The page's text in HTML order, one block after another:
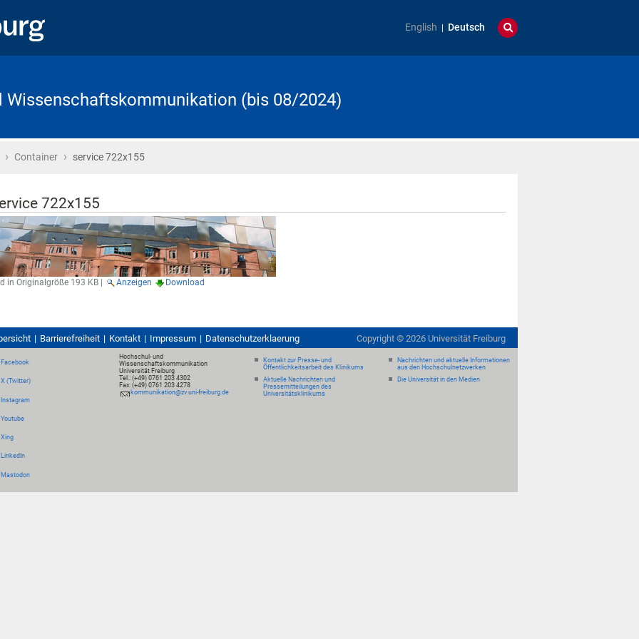
English Deutsch
Wissenschaftskommunikation (bis 08/2024)
Startseite
› Container › service 722x155
722x155
in Originalgröße 193 KB Anzeigen Download
Barrierefreiheit Kontakt Impressum Datenschutzerklaerung Copyright © 2026 Universität Freiburg
Facebook
X (Twitter)
Instagram
Youtube
Xing
LinkedIn
Mastodon
Hochschul- und
Wissenschaftskommunikation
Universität Freiburg
Tel.: (+49) 0761 203 4302
Fax: (+49) 0761 203 4278
kommunikation@zv.uni-freiburg.de
Kontakt zur Presse- und
Öffentlichkeitsarbeit des Klinikums
Aktuelle Nachrichten und
Pressemitteilungen des
Universitätsklinikums
Nachrichten und aktuelle Informationen
aus den Hochschulnetzwerken
Die Universität in den Medien